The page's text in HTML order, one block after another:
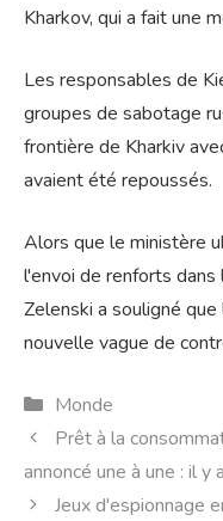
Kharkov, qui a fait une
Les responsables de
groupes de sabotage
frontière de Kharkiv
avaient été repoussés.
Alors que le ministère
l'envoi de renforts
Zelenski a souligné
nouvelle vague de
Catégories
Monde
Prêt à la
annoncé une à une : il
Jeux d'espionnage